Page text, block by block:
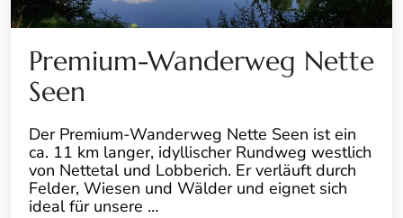
Premium-Wanderweg Nette
Seen
Der Premium-Wanderweg Nette Seen ist ein
ca. 11 km langer, idyllischer Rundweg westlich
von Nettetal und Lobberich. Er verläuft durch
Felder, Wiesen und Wälder und eignet sich
ideal für unsere …